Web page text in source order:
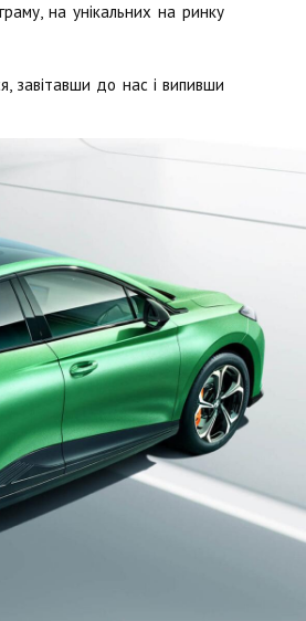
на унікальних на ринку
завітавши до нас і випивши